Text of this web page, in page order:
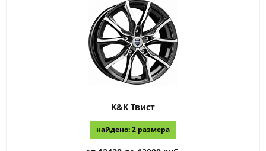
K&K Твист
найдено: 2 размера